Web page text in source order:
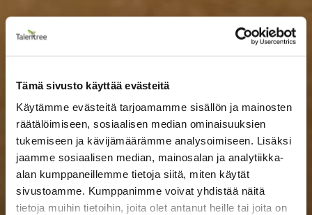
Tämä sivusto käyttää evästeitä
Käytämme evästeitä tarjoamamme sisällön ja mainosten
räätälöimiseen, sosiaalisen median ominaisuuksien
tukemiseen ja kävijämäärämme analysoimiseen. Lisäksi
jaamme sosiaalisen median, mainosalan ja analytiikka-
alan kumppaneillemme tietoja siitä, miten käytät
sivustoamme. Kumppanimme voivat yhdistää näitä
tietoja muihin tietoihin, joita olet antanut heille tai joita on